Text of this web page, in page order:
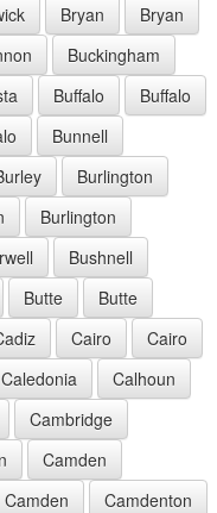
Bryan
Bryan
Buckingham
Buffalo
Buffalo
Bunnell
Burlington
Burlington
Bushnell
Butte
Butte
Cairo
Cairo
Caledonia
Calhoun
Cambridge
Camden
Camden
Camdenton